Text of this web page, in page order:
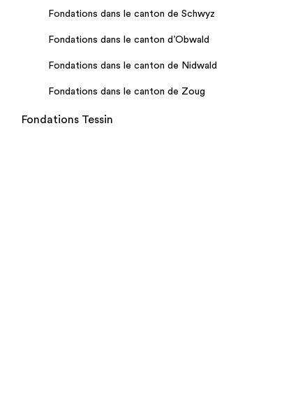
Fondations dans le canton de Schwyz
Fondations dans le canton d’Obwald
Fondations dans le canton de Nidwald
Fondations dans le canton de Zoug
Fondations Tessin